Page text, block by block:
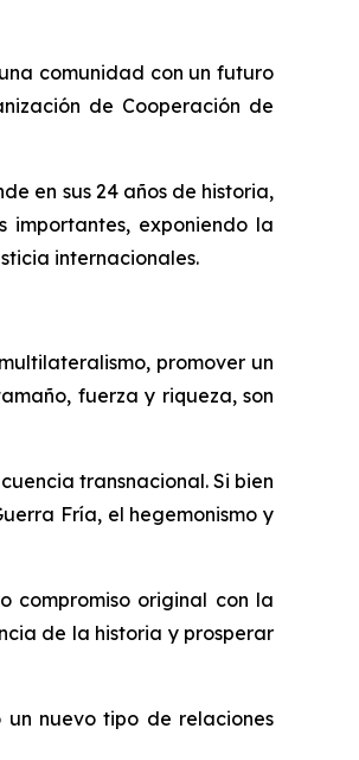
comunidad con un futuro
de Cooperación de
en sus 24 años de historia,
importantes, exponiendo la
internacionales.
promover un
fuerza y riqueza, son
transnacional. Si bien
Fría, el hegemonismo y
compromiso original con la
de la historia y prosperar
nuevo tipo de relaciones